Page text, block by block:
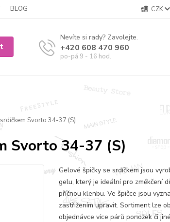
BLOG CZK
Nevíte si rady? Zavolejte.
+420 608 470 960
po-pá 9 - 16 hod.
Svorto 34-37 (S)
Svorto 34-37 (S)
Gelové špičky se srdíčkem jsou
gelu, který je ideální pro změkčení
příčnou klenbu. Ve špičce jsou
zastřižením upravit. Sortiment lze
objednávce více párů ponožek či